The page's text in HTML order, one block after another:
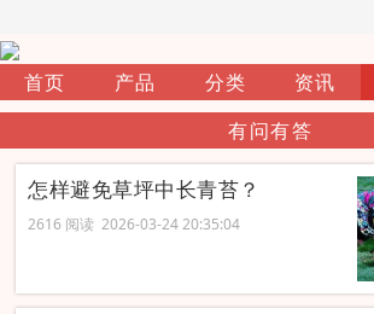
首页 产品 分类 资讯
有问有答
怎样避免草坪中长青苔？
2616 阅读 2026-03-24 20:35:04